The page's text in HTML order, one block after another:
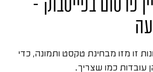
פרסום בפייסבוק –
שונות זו מזו מבחינת טקסט ותמונה, כדי
עובדות כמו שצריך.